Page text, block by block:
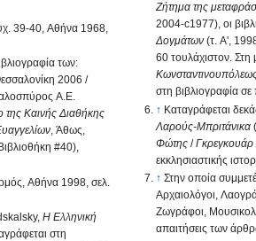
39-40, Αθήνα 1968,
των:
2006 /
Α.Ε.
της Καινής Διαθήκης
, Άθως,
#40),
Αθήνα 1998, σελ.
Η Ελληνική
στη
Ζήτημα της
2004-c1977), οι
Δογμάτων(τ. Α',
60 τουλάχιστον.
στη βιβλιογραφία
↑ Kαταγράφεται
Λαρούς-Μπριτάνικα
Φώτης/Γκρεγκουάρ
εκκλησιαστικής
↑ Στην οποία
Αρχαιολόγοι,
Ζωγράφοι,
απαιτήσεις των